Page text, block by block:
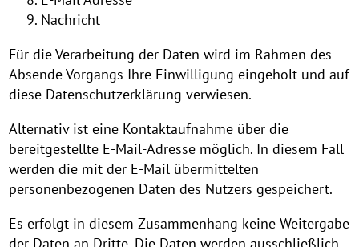
Nachricht
Für die Verarbeitung der Daten wird im Rahmen des
Absende Vorgangs Ihre Einwilligung eingeholt und auf
diese Datenschutzerklärung verwiesen.
Alternativ ist eine Kontaktaufnahme über die
bereitgestellte E-Mail-Adresse möglich. In diesem Fall
werden die mit der E-Mail übermittelten
personenbezogenen Daten des Nutzers gespeichert.
Es erfolgt in diesem Zusammenhang keine Weitergabe